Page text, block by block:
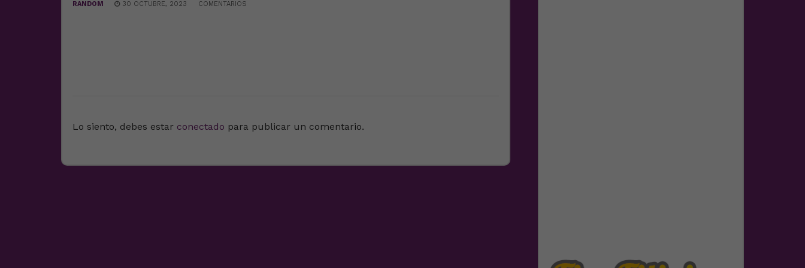
RANDOM 30 OCTUBRE, 2023 COMENTARIOS
Lo siento, debes estar conectado para publicar un comentario.